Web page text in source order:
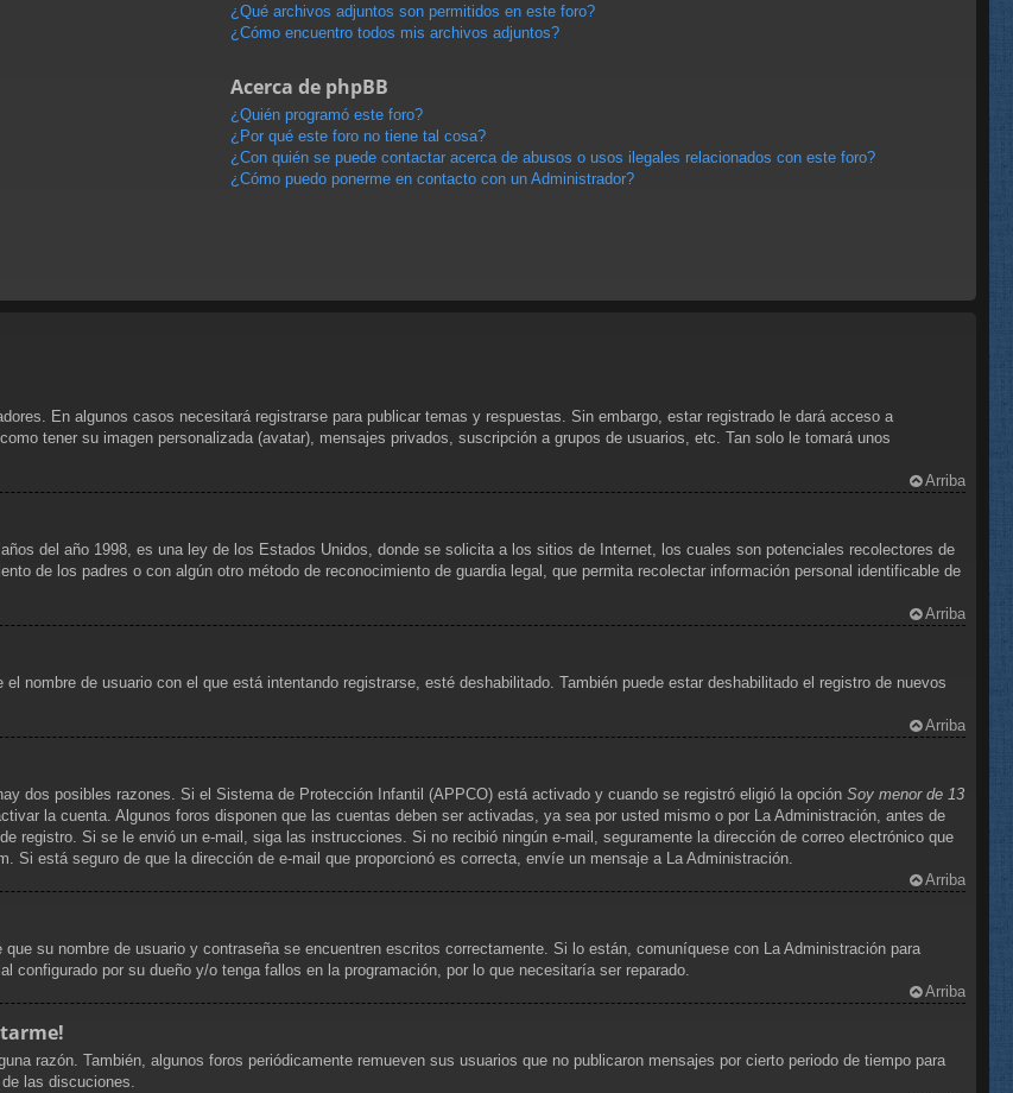
¿Qué archivos adjuntos son permitidos en este foro?
¿Cómo encuentro todos mis archivos adjuntos?
Acerca de phpBB
¿Quién programó este foro?
¿Por qué este foro no tiene tal cosa?
¿Con quién se puede contactar acerca de abusos o usos ilegales relacionados con este foro?
¿Cómo puedo ponerme en contacto con un Administrador?
En algunos casos necesitará registrarse para publicar temas y respuestas. Sin embargo, estar registrado le dará acceso a
tener su imagen personalizada (avatar), mensajes privados, suscripción a grupos de usuarios, etc. Tan solo le tomará unos
Arriba
del año 1998, es una ley de los Estados Unidos, donde se solicita a los sitios de Internet, los cuales son potenciales recolectores de
de los padres o con algún otro método de reconocimiento de guardia legal, que permita recolectar información personal identificable de
Arriba
nombre de usuario con el que está intentando registrarse, esté deshabilitado. También puede estar deshabilitado el registro de nuevos
Arriba
dos posibles razones. Si el Sistema de Protección Infantil (APPCO) está activado y cuando se registró eligió la opción Soy menor de 13
la cuenta. Algunos foros disponen que las cuentas deben ser activadas, ya sea por usted mismo o por La Administración, antes de
registro. Si se le envió un e-mail, siga las instrucciones. Si no recibió ningún e-mail, seguramente la dirección de correo electrónico que
Si está seguro de que la dirección de e-mail que proporcionó es correcta, envíe un mensaje a La Administración.
Arriba
su nombre de usuario y contraseña se encuentren escritos correctamente. Si lo están, comuníquese con La Administración para
configurado por su dueño y/o tenga fallos en la programación, por lo que necesitaría ser reparado.
Arriba
razón. También, algunos foros periódicamente remueven sus usuarios que no publicaron mensajes por cierto periodo de tiempo para
las discuciones.